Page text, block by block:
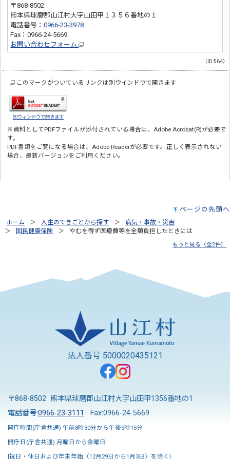
〒868-8502
熊本県球磨郡山江村大字山田甲１３５６番地の１
電話番号：0966-23-3978
Fax：0966-24-5669
お問い合わせフォーム
（ID:564）
このマークがついているリンクは別ウインドウで開きます
別ウィンドウで開きます
※資料としてPDFファイルが添付されている場合は、 Adobe Acrobat(R)が必要で
す。
PDF書類をご覧になる場合は、 Adobe Readerが必要です。正しく表示されない
場合、最新バージョンをご利用ください。
ページの先頭へ
ホーム 人生のできごとから探す
病気・事故・災害
国民健康保険
やむを得ず医療費等を全額負担したときには
もっと見る（全2件）
法人番号 5000020435121
〒868-8502 熊本県球磨郡山江村大字山田甲1356番地の1
電話番号:0966-23-3111 Fax:0966-24-5669
開庁時間(庁舎共通) 午前8時30分から午後5時15分
開庁日(庁舎共通) 月曜日から金曜日
[祝日・休日および年末年始（12月29日から1月3日）を除く]